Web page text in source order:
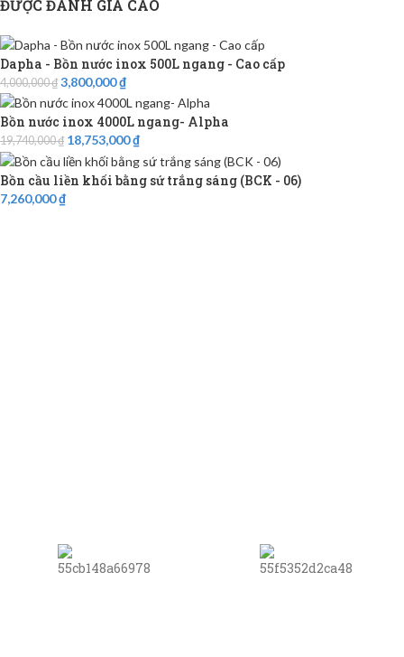
ĐƯỢC ĐÁNH GIÁ CAO
Dapha - Bồn nước inox 500L ngang - Cao cấp
4,000,000₫ 3,800,000₫
Bồn nước inox 4000L ngang- Alpha
19,740,000₫ 18,753,000₫
Bồn cầu liền khối bằng sứ trắng sáng (BCK - 06)
7,260,000₫